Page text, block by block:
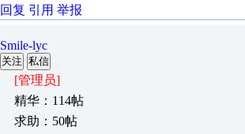
回复 引用 举报
Smile-lyc
关注 私信
[管理员]
精华：114帖
求助：50帖